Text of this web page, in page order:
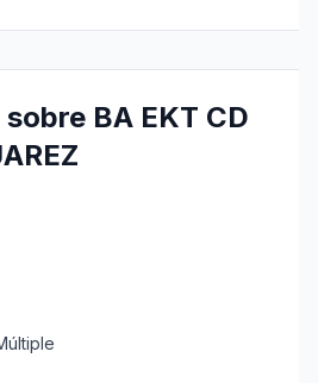
BA EKT CD